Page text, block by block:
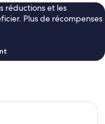
réductions et les
Plus de récompenses